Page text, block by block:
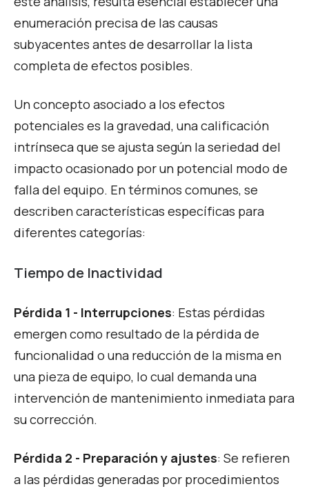
enumeración precisa de las causas
subyacentes antes de desarrollar la lista
completa de efectos posibles.
Un concepto asociado a los efectos
potenciales es la gravedad, una calificación
intrínseca que se ajusta según la seriedad del
impacto ocasionado por un potencial modo de
falla del equipo. En términos comunes, se
describen características específicas para
diferentes categorías:
Tiempo de Inactividad
Pérdida 1 - Interrupciones: Estas pérdidas
emergen como resultado de la pérdida de
funcionalidad o una reducción de la misma en
una pieza de equipo, lo cual demanda una
intervención de mantenimiento inmediata para
su corrección.
Pérdida 2 - Preparación y ajustes: Se refieren
a las pérdidas generadas por procedimientos